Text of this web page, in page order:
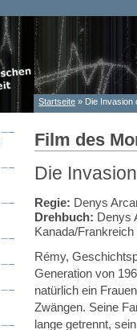
Sie sind hier
Startseite » Die Invasion
Film des
Die
Regie: Denys
Drehbuch: Denys
Kanada/Frankreich
Rémy,
Generation von
natürlich ein
Zwängen. Seine
lange getrennt,